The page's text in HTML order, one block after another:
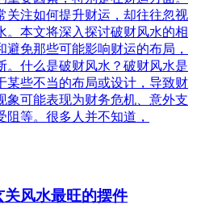
关注如何提升财运，却往往忽视
。本文将深入探讨破财风水的相
避免那些可能影响财运的布局，
。什么是破财风水？破财风水是
某些不当的布局或设计，导致财
象可能表现为财务危机、意外支
等。很多人并不知道，
关风水最旺的摆件